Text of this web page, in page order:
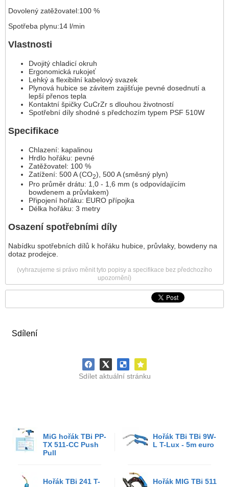
Sdílení
Sdílet aktuální stránku
MiG hořák TBi PP-
TX 511-CC Push
Pull
Hořák TBi TBi 9W-
L T-Lux - 5m euro
Hořák TBi 241 T-
Hořák MIG TBi 511
Dovolený zatěžovatel:100 %
Spotřeba plynu:14 l/min
Vlastnosti
Dvojitý chladicí okruh
Ergonomická rukojeť
Lehký a flexibilní kabelový svazek
Plynová hubice se závitem zajišťuje pevné dosednutí a
lepší přenos tepla
Kontaktní špičky CuCrZr s dlouhou životností
Spotřební díly shodné s předchozím typem PSF 510W
Specifikace
Chlazení: kapalinou
Hrdlo hořáku: pevné
Zatěžovatel: 100 %
Zatížení: 500 A (CO2), 500 A (směsný plyn)
Pro průměr drátu: 1,0 - 1,6 mm (s odpovídajícím
bowdenem a průvlakem)
Připojení hořáku: EURO přípojka
Délka hořáku: 3 metry
Osazení spotřebními díly
Nabídku spotřebních dílů k hořáku hubice, průvlaky, bowdeny na
dotaz prodejce.
(vyhrazujeme si právo měnit tyto popisy a specifikace bez předchozího
upozornění)